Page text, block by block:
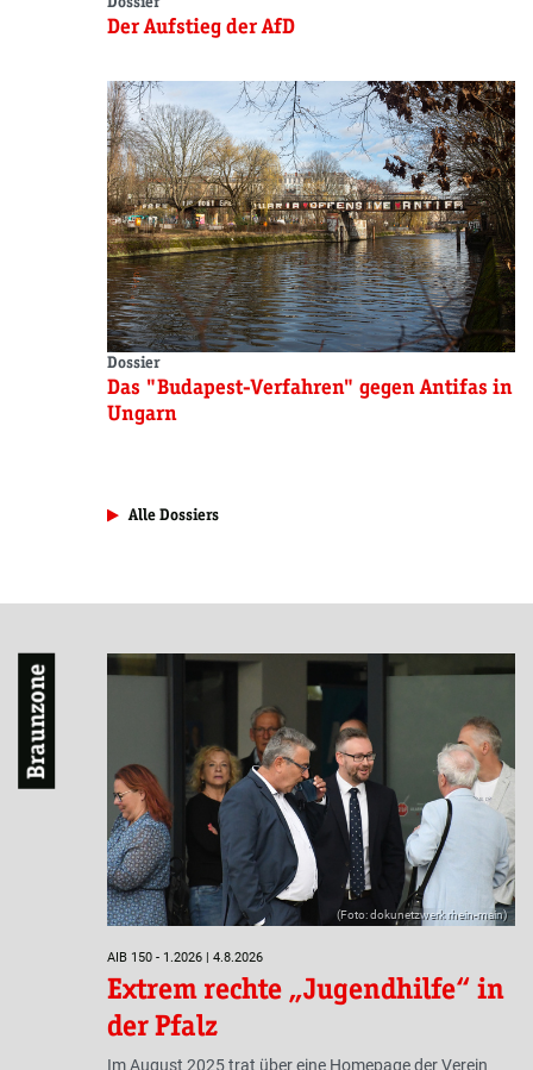
Der Aufstieg der AfD
Dossier
Das "Budapest-Verfahren" gegen Antifas in
Ungarn
Alle Dossiers
Braunzone
(Foto: dokunetzwerk rhein-main)
AIB 150 - 1.2026 | 4.8.2026
Extrem rechte „Jugendhilfe“ in
der Pfalz
Im August 2025 trat über eine Homepage der Verein